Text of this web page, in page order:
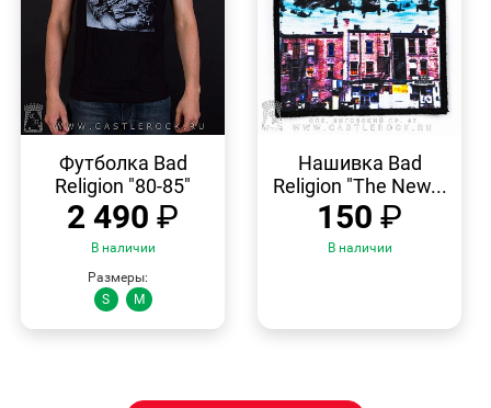
ПРОСМОТР
Футболка Bad
Religion "80-85"
2 490 ₽
В наличии
Размеры:
S
M
ПРОСМОТР
Нашивка Bad
Religion "The New...
150 ₽
В наличии